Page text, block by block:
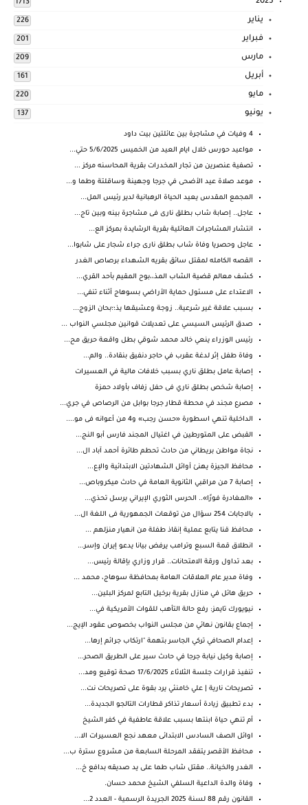
2025
1713
يناير 226
فبراير 201
مارس 209
أبريل 161
مايو 220
يونيو 137
4 وفيات في مشاجرة بين عائلتين بيت داود
مواعيد حورس خلال ايام العيد من الخميس 5/6/2025 حتي...
تصفية عنصرين من تجار المخدرات بقرية المحاسنه مركز ...
موعد صلاة عيد الأضحى في جرجا وجهينة وساقلتة وطما و...
المجمع المقدس يعيد الحياة الرهبانية لدير رئيس المل...
عاجل.. إصابة شاب بطلق نارى فى مشاجرة بينه وبين تاج...
انتشار المشاجرات العائلية بقرية الرشايدة بمركز الع...
عاجل وحصريا وفاة شاب بطلق نارى جراء شجار على شابوا...
القصه الكامله لمقتل سائق بقريه الشهداء برصاص الغدر
كشف معالم قضية الشاب المذ،،بوح المقيم بأحد القري...
الاعتداء على مسئول حماية الأراضي بسوهاج أثناء تنفي...
بسبب علاقة غير شرعية.. زوجة وعشيقها يذ؛؛بحان الزوج...
صدق الرئيس السيسي على تعديلات قوانين مجلسي النواب ...
رئيس الوزراء ينعي خالد محمد شوقي بطل واقعة حريق مح...
وفاة طفل إثر لدغة عقرب في حاجر دنفيق بنقادة.. والم...
إصابة عامل بطلق ناري بسبب خلافات مالية في العسيرات
إصابة شخص بطلق ناري فى حفل زفاف بأولاد حمزة
مصرع مجند في محطة قطار جرجا بوابل من الرصاص في جري...
الداخلية تنهي اسطورة «حسن رجب» و4 من أعوانه فى مو....
القبض على المتورطين في اغتيال المجند فارس أبو النج...
نجاة مواطن بريطاني من حادث تحطم طائرة أحمد آباد ال...
محافظ الجيزة يهنئ أوائل الشهادتين الابتدائية والإع...
إصابة 7 من مراقبي الثانوية العامة في حادث ميكروباص...
«المغادرة فورًا».. الحرس الثوري الإيراني يرسل تحذي...
بالاجابات 254 سؤال من توقعات الجمهورية فى اللغة ال...
محافظ قنا يتابع عملية إنقاذ طفلة من انهيار منزلهم ...
انطلاق قمة السبع وترامب يرفض بيانا يدعو إيران وإسر...
بعد تداول ورقة الامتحانات.. قرار وزاري بإقالة رئيس...
وفاة مدير عام العلاقات العامة بمحافظة سوهاج، محمد ...
حريق هائل في منازل بقرية برخيل التابع لمركز البلين...
نيويورك تايمز: رفع حالة التأهب للقوات الأمريكية في...
إجماع بقانون نهائي من مجلس النواب بخصوص عقود الإيج...
إعدام الصحافي تركي الجاسر بتهمة "ارتكاب جرائم إرها...
إصابة وكيل نيابة جرجا في حادث سير على الطريق الصحر...
تنفيذ قرارات جلسة الثلاثاء 17/6/2025 صحة توقيع ومد...
تصريحات نارية | علي خامنئي يرد بقوة على تصريحات نت...
بدء تطبيق زيادة أسعار تذاكر قطارات التالجو الجديدة...
أم تنهي حياة ابنتها بسبب علاقة عاطفية في كفر الشيخ
اوائل الصف السادس الابتدائى معهد نجع العسيرات الا...
محافظ الأقصر يتفقد المرحلة السابعة من مشروع سترة ب...
الغدر والخيانة.. مقتل شاب طما على يد صديقه بدافع خ...
وفاة والدة الداعية السلفي الشيخ محمد حسان.
القانون رقم 88 لسنة 2025 الجريدة الرسمية - العدد 2...